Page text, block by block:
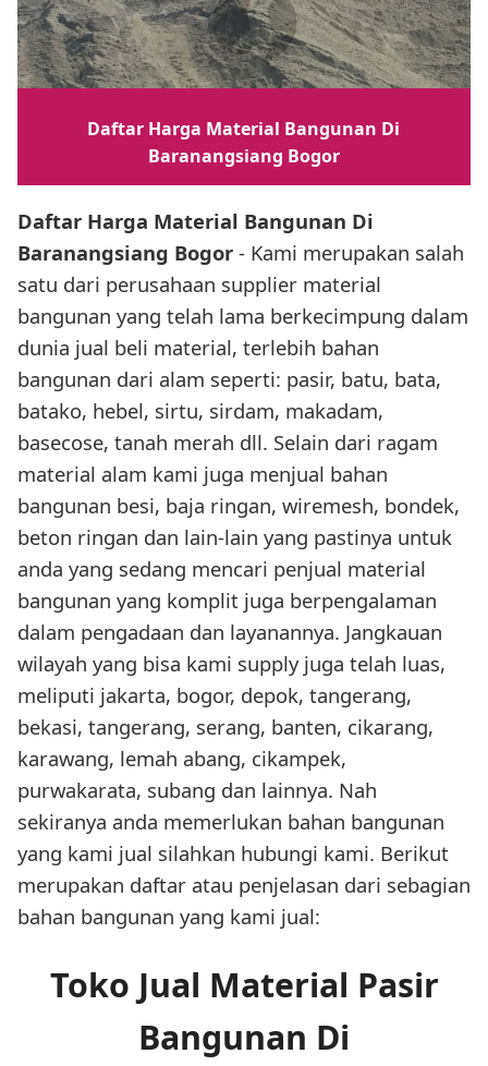
Daftar Harga Material Bangunan Di
Baranangsiang Bogor
Daftar Harga Material Bangunan Di
Baranangsiang Bogor - Kami merupakan salah
satu dari perusahaan supplier material
bangunan yang telah lama berkecimpung dalam
dunia jual beli material, terlebih bahan
bangunan dari alam seperti: pasir, batu, bata,
batako, hebel, sirtu, sirdam, makadam,
basecose, tanah merah dll. Selain dari ragam
material alam kami juga menjual bahan
bangunan besi, baja ringan, wiremesh, bondek,
beton ringan dan lain-lain yang pastinya untuk
anda yang sedang mencari penjual material
bangunan yang komplit juga berpengalaman
dalam pengadaan dan layanannya. Jangkauan
wilayah yang bisa kami supply juga telah luas,
meliputi jakarta, bogor, depok, tangerang,
bekasi, tangerang, serang, banten, cikarang,
karawang, lemah abang, cikampek,
purwakarata, subang dan lainnya. Nah
sekiranya anda memerlukan bahan bangunan
yang kami jual silahkan hubungi kami. Berikut
merupakan daftar atau penjelasan dari sebagian
bahan bangunan yang kami jual:
Toko Jual Material Pasir
Bangunan Di